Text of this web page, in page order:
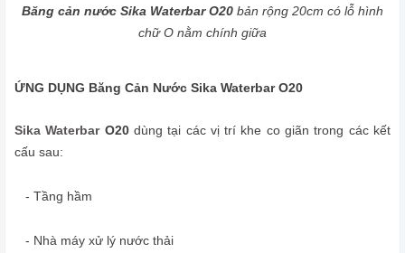
Băng cản nước Sika Waterbar O20 bản rộng 20cm có lỗ hình
chữ O nằm chính giữa
ỨNG DỤNG Băng Cản Nước Sika Waterbar O20
Sika Waterbar O20dùng tại các vị trí khe co giãn trong các kết
cấu sau:
- Tầng hầm
- Nhà máy xử lý nước thải